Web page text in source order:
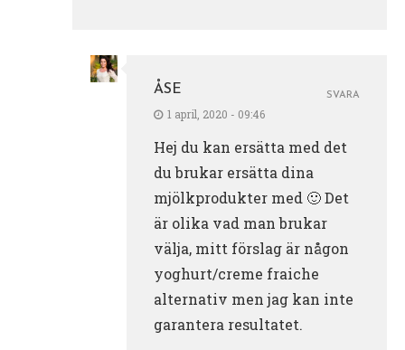
ÅSE
1 april, 2020 - 09:46
Hej du kan ersätta med det
du brukar ersätta dina
mjölkprodukter med 🙂 Det
är olika vad man brukar
välja, mitt förslag är någon
yoghurt/creme fraiche
alternativ men jag kan inte
garantera resultatet.
SVARA